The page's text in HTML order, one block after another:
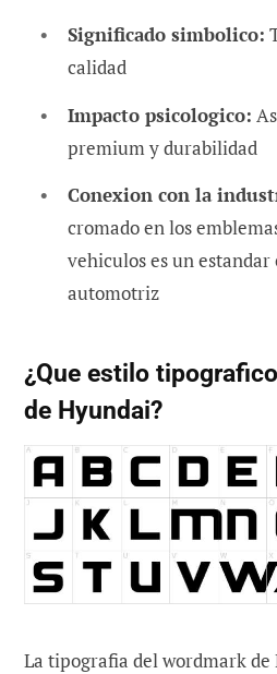
Significado simbolico:
calidad
Impacto psicologico:
premium y durabilidad
Conexion con la
cromado en los
vehiculos es un estandar
automotriz
¿Que estilo
de Hyundai?
La tipografia del wordmark